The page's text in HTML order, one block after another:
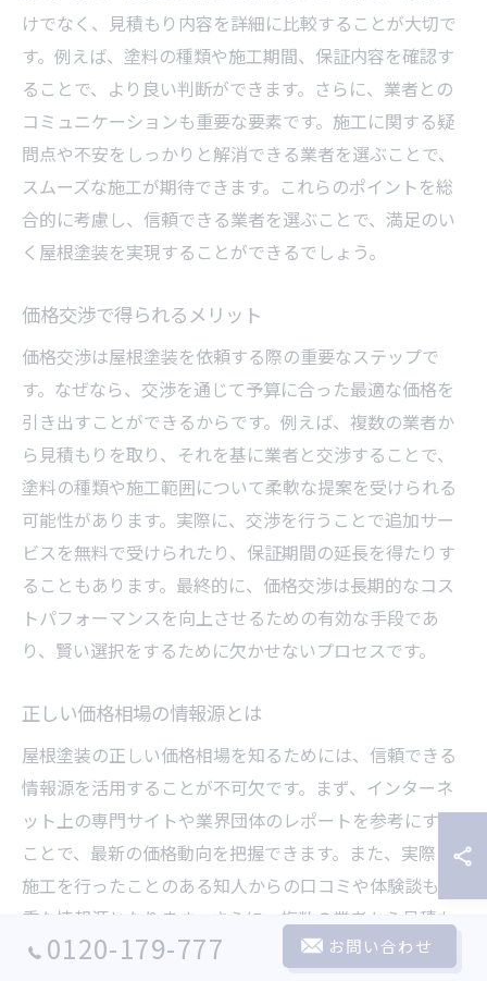
けでなく、見積もり内容を詳細に比較することが大切で
す。例えば、塗料の種類や施工期間、保証内容を確認す
ることで、より良い判断ができます。さらに、業者との
コミュニケーションも重要な要素です。施工に関する疑
問点や不安をしっかりと解消できる業者を選ぶことで、
スムーズな施工が期待できます。これらのポイントを総
合的に考慮し、信頼できる業者を選ぶことで、満足のい
く屋根塗装を実現することができるでしょう。
価格交渉で得られるメリット
価格交渉は屋根塗装を依頼する際の重要なステップで
す。なぜなら、交渉を通じて予算に合った最適な価格を
引き出すことができるからです。例えば、複数の業者か
ら見積もりを取り、それを基に業者と交渉することで、
塗料の種類や施工範囲について柔軟な提案を受けられる
可能性があります。実際に、交渉を行うことで追加サー
ビスを無料で受けられたり、保証期間の延長を得たりす
ることもあります。最終的に、価格交渉は長期的なコス
トパフォーマンスを向上させるための有効な手段であ
り、賢い選択をするために欠かせないプロセスです。
正しい価格相場の情報源とは
屋根塗装の正しい価格相場を知るためには、信頼できる
情報源を活用することが不可欠です。まず、インターネ
ット上の専門サイトや業界団体のレポートを参考にする
ことで、最新の価格動向を把握できます。また、実際に
施工を行ったことのある知人からの口コミや体験談も貴
重な情報源となります。さらに、複数の業者から見積も
りを取ることで、地域ごとの相場を具体的に確認するこ
0120-179-777 お問い合わせ